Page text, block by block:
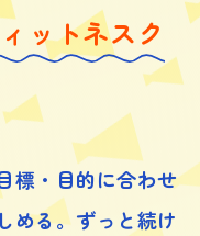
ットネスク
標・目的に合わせ
める。ずっと続け